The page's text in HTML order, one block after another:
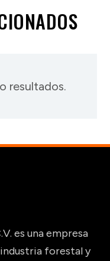
resultados.
es una empresa
industria forestal y